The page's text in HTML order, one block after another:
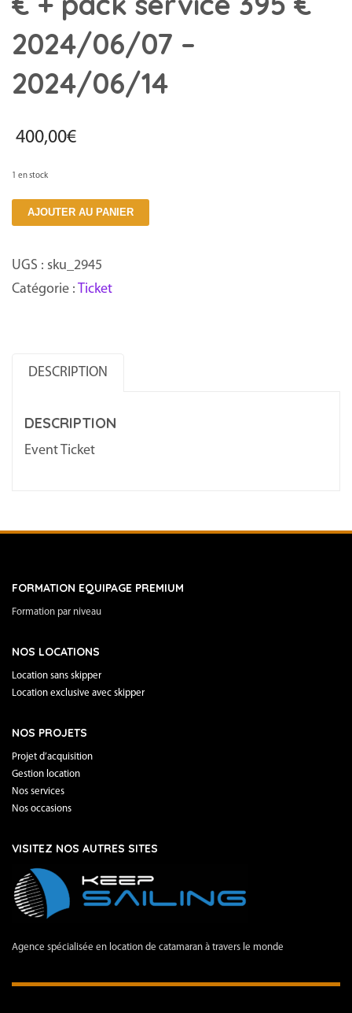
2024/06/07 –
2024/06/14
400,00€
1 en stock
quantité
Ticket:
Niveau
395
pack
2024/06/14
AJOUTER AU PANIER
UGS : sku_2945
Catégorie : Ticket
DESCRIPTION
DESCRIPTION
Event Ticket
FORMATION EQUIPAGE PREMIUM
Formation par niveau
NOS LOCATIONS
Location sans skipper
Location exclusive avec skipper
NOS PROJETS
Projet d’acquisition
Gestion location
Nos services
Nos occasions
VISITEZ NOS AUTRES SITES
Agence spécialisée en location de catamaran à travers le monde